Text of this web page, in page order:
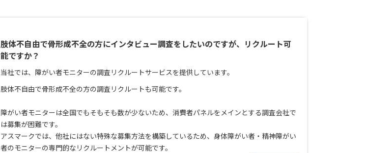
肢体不自由で骨形成不全の方にインタビュー調査をしたいのですが、リクルート可
能ですか？
当社では、障がい者モニターの調査リクルートサービスを提供しています。
肢体不自由で骨形成不全の方の調査リクルートも可能です。
障がい者モニターは全国でもそもそも数が少ないため、消費者パネルをメインとする調査会社で
は募集が困難です。
アスマークでは、他社にはない特殊な募集方法を構築しているため、身体障がい者・精神障がい
者のモニターの専門的なリクルートメントが可能です。